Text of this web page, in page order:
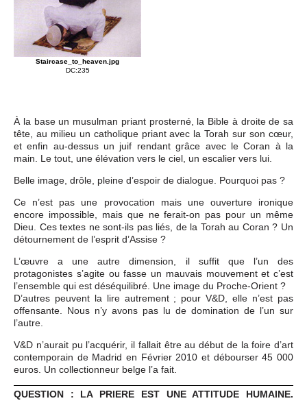
Staircase_to_heaven.jpg
DC:235
À la base un musulman priant prosterné, la Bible à droite de sa
tête, au milieu un catholique priant avec la Torah sur son cœur,
et enfin au-dessus un juif rendant grâce avec le Coran à la
main. Le tout, une élévation vers le ciel, un escalier vers lui.
Belle image, drôle, pleine d’espoir de dialogue. Pourquoi pas ?
Ce n’est pas une provocation mais une ouverture ironique
encore impossible, mais que ne ferait-on pas pour un même
Dieu. Ces textes ne sont-ils pas liés, de la Torah au Coran ? Un
détournement de l’esprit d’Assise ?
L’œuvre a une autre dimension, il suffit que l’un des
protagonistes s’agite ou fasse un mauvais mouvement et c’est
l’ensemble qui est déséquilibré. Une image du Proche-Orient ?
D’autres peuvent la lire autrement ; pour V&D, elle n’est pas
offensante. Nous n’y avons pas lu de domination de l’un sur
l’autre.
V&D n’aurait pu l’acquérir, il fallait être au début de la foire d’art
contemporain de Madrid en Février 2010 et débourser 45 000
euros. Un collectionneur belge l’a fait.
QUESTION : LA PRIERE EST UNE ATTITUDE HUMAINE.